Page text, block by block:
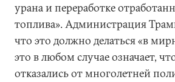
урана и переработке
топлива». Администрация
что это должно делаться «в
это в любом случае означает,
отказались от многолетней